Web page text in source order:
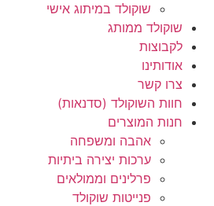
שוקולד במיתוג אישי
שוקולד ממותג
לקבוצות
אודותינו
צרו קשר
חוות השוקולד (סדנאות)
חנות המוצרים
אהבה ומשפחה
ערכות יצירה ביתיות
פרלינים וממולאים
פנייטות שוקולד